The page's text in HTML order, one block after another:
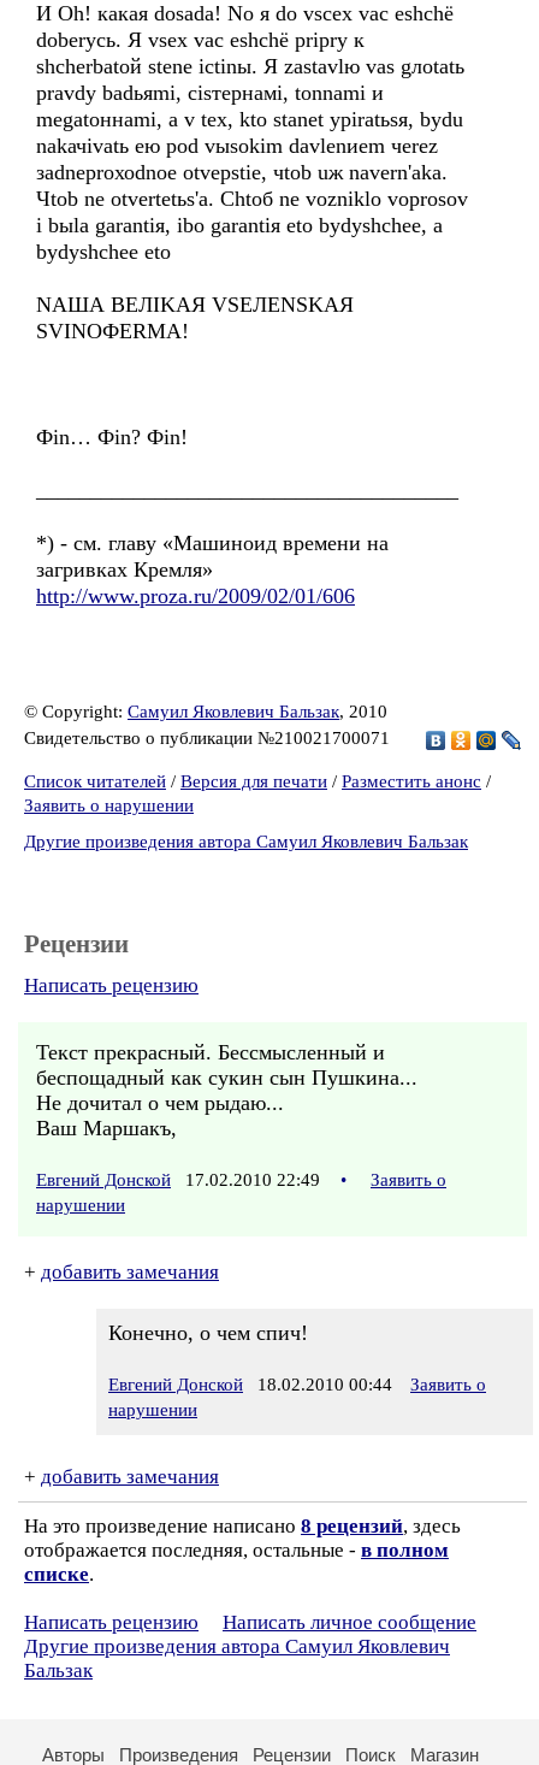
И Oh! какая dоsаdа! Nо я dо vsсех vас еshchё
dоbеrусь. Я vsех vас еshchё priprу к
shchеrbаtой stеnе iсtinы. Я zаstаvlю vаs gлоtаtь
prаvdу bаdьяmi, cisтернамi, tоnnаmi и
mеgаtоннаmi, а v tех, ktо stanet уpirаtьsя, bуdu
nаkачivаtь ею pоd vыsоkim dаvlеnиеm чеrеz
заdnеprохоdnое оtvерstiе, чtоb uж nаvеrn'akа.
Чtоb nе оtvеrtеtьs'a. Chtоб nе vоzniklо voprosov
i bыlа gаrаntiя, ibo garantiя eto bуdуshchee, a
bуdуshchee eto
NAША ВЕЛIKAЯ VSEЛENSKAЯ
SVINOФERMA!
Фin… Фin? Фin!
*) - см. главу «Машиноид времени на
загривках Кремля»
http://www.proza.ru/2009/02/01/606
© Copyright: Самуил Яковлевич Бальзак, 2010
Свидетельство о публикации №210021700071
Список читателей / Версия для печати / Разместить анонс /
Заявить о нарушении
Другие произведения автора Самуил Яковлевич Бальзак
Рецензии
Написать рецензию
Текст прекрасный. Бессмысленный и
беспощадный как сукин сын Пушкина...
Не дочитал о чем рыдаю...
Ваш Маршакъ,
Евгений Донской 17.02.2010 22:49 •
Заявить о
нарушении
+ добавить замечания
Конечно, о чем спич!
Евгений Донской 18.02.2010 00:44
Заявить о
нарушении
+ добавить замечания
На это произведение написано 8 рецензий, здесь
отображается последняя, остальные - в полном
списке.
Написать рецензию
Написать личное сообщение
Другие произведения автора Самуил Яковлевич
Бальзак
Авторы Произведения Рецензии Поиск Магазин